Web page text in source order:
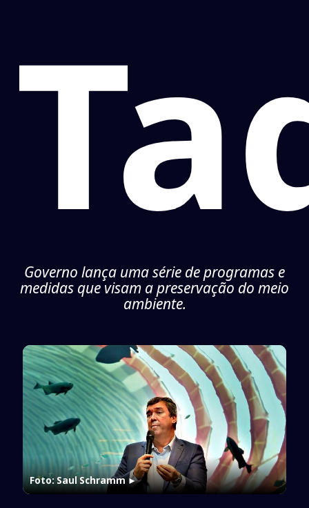
Governo lança uma série de programas e
medidas que visam a preservação do meio
ambiente.
Foto: Saul Schramm►